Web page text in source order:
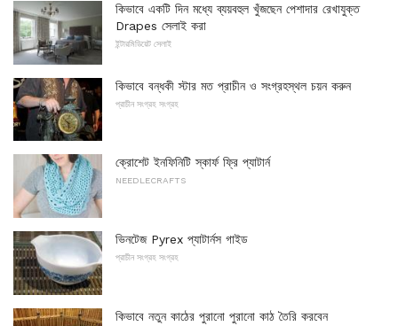
কিভাবে একটি দিন মধ্যে ব্যয়বহুল খুঁজছেন পেশাদার রেখাযুক্ত
Drapes সেলাই করা
ইন্টারমিডিয়েট সেলাই
কিভাবে বন্ধকী স্টার মত প্রাচীন ও সংগ্রহস্থল চয়ন করুন
প্রাচীন সংগ্রহ সংগ্রহ
ক্রোশেট ইনফিনিটি স্কার্ফ ফ্রি প্যাটার্ন
NEEDLECRAFTS
ভিনটেজ Pyrex প্যাটার্নস গাইড
প্রাচীন সংগ্রহ সংগ্রহ
কিভাবে নতুন কাঠের পুরানো পুরানো কাঠ তৈরি করবেন